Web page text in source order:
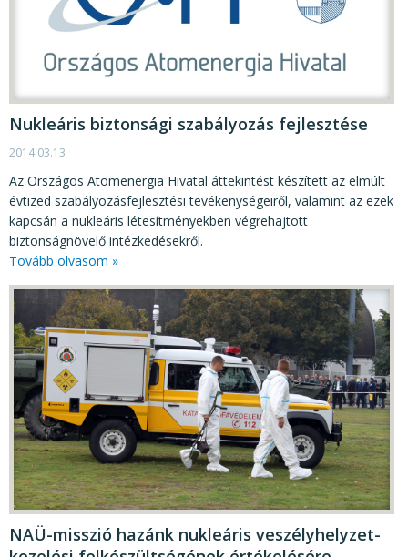
Nukleáris biztonsági szabályozás fejlesztése
2014.03.13
Az Országos Atomenergia Hivatal áttekintést készített az elmúlt
évtized szabályozásfejlesztési tevékenységeiről, valamint az ezek
kapcsán a nukleáris létesítményekben végrehajtott
biztonságnövelő intézkedésekről.
Tovább olvasom »
NAÜ-misszió hazánk nukleáris veszélyhelyzet-